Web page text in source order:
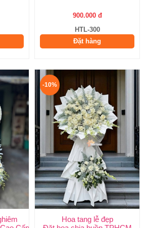
900.000 đ
HTL-300
Đặt hàng
-10%
Hoa tang lễ đẹp